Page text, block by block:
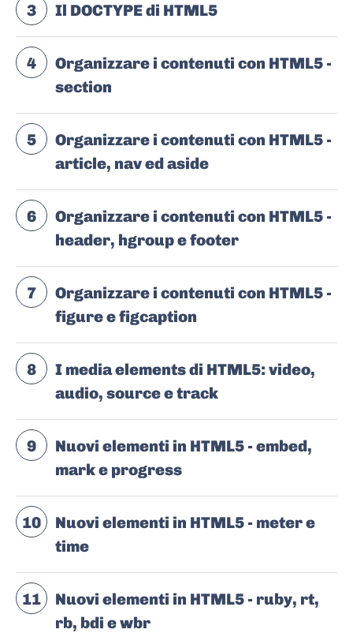
3 Il DOCTYPE di HTML5
4
Organizzare i contenuti con HTML5 -
section
5
Organizzare i contenuti con HTML5 -
article, nav ed aside
6
Organizzare i contenuti con HTML5 -
header, hgroup e footer
7
Organizzare i contenuti con HTML5 -
figure e figcaption
8
I media elements di HTML5: video,
audio, source e track
9
Nuovi elementi in HTML5 - embed,
mark e progress
10
Nuovi elementi in HTML5 - meter e
time
11
Nuovi elementi in HTML5 - ruby, rt,
rb, bdi e wbr